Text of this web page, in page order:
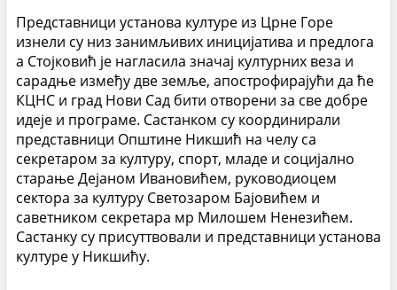
Представници установа културе из Црне Горе
изнели су низ занимљивих иницијатива и предлога
а Стојковић је нагласила значај културних веза и
сарадње између две земље, апострофирајући да ће
КЦНС и град Нови Сад бити отворени за све добре
идеје и програме. Састанком су координирали
представници Општине Никшић на челу са
секретаром за културу, спорт, младе и социјално
старање Дејаном Ивановићем, руководиоцем
сектора за културу Светозаром Бајовићем и
саветником секретара мр Милошем Ненезићем.
Састанку су присуттвовали и представници установа
културе у Никшићу.